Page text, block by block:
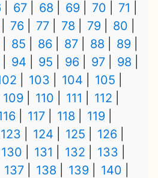
67 68 69 70
71
76 77 78 79
80
85 86 87 88
89
94 95 96 97
98
103 104
105
109 110 111
112
117 118
119
123 124 125
126
130 131 132
133
137 138 139
140